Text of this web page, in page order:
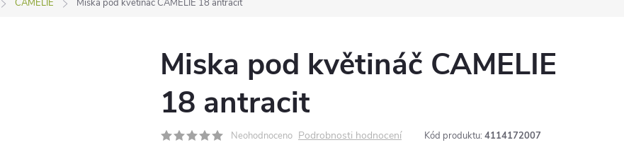
CAMELIE Miska pod květináč CAMELIE 18 antracit
Miska pod květináč CAMELIE
18 antracit
Neohodnoceno Podrobnosti hodnocení Kód produktu: 4114172007